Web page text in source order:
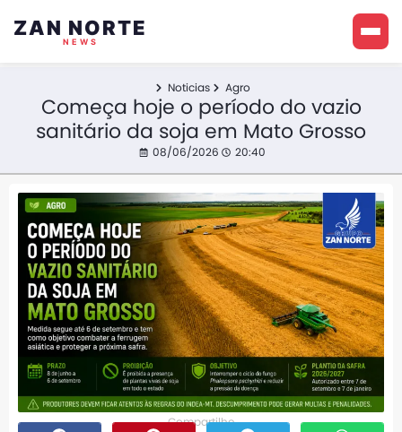
ZAN NORTE
NEWS
Noticias Agro
Começa hoje o período do vazio
sanitário da soja em Mato Grosso
08/06/2026 20:40
Compartilhe